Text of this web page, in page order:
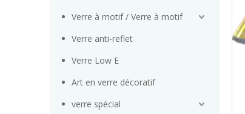
Verre à motif / Verre à motif
Verre anti-reflet
Verre Low E
Art en verre décoratif
verre spécial